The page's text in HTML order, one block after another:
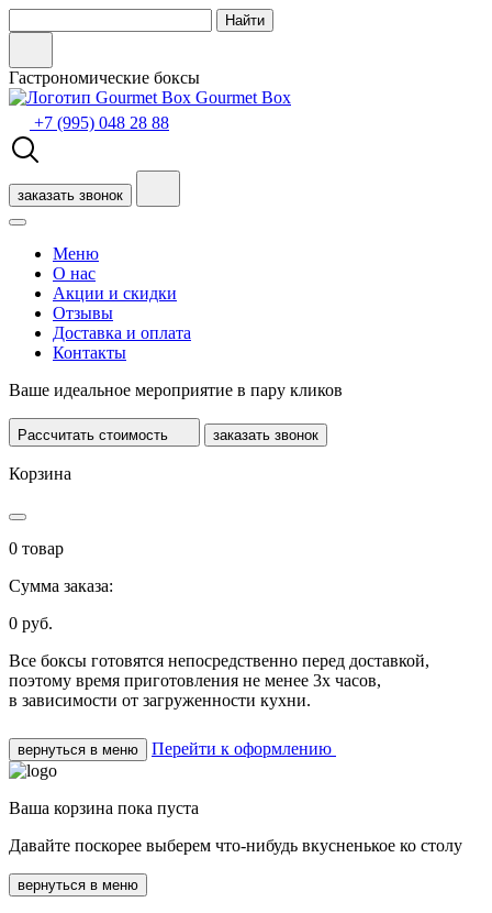
Гастрономические боксы
Gourmet Box
+7 (995) 048 28 88
заказать звонок
Меню
О нас
Акции и скидки
Отзывы
Доставка и оплата
Контакты
Ваше идеальное мероприятие в пару кликов
Рассчитать стоимость заказать звонок
Корзина
0 товар
Сумма заказа:
0 руб.
Все боксы готовятся непосредственно перед доставкой,
поэтому время приготовления не менее 3х часов,
в зависимости от загруженности кухни.
вернуться в меню Перейти к оформлению
Ваша корзина пока пуста
Давайте поскорее выберем что-нибудь вкусненькое ко столу
вернуться в меню